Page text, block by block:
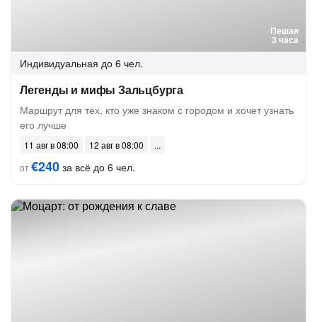
Пешая
3 часа
Индивидуальная до 6 чел.
Легенды и мифы Зальцбурга
Маршрут для тех, кто уже знаком с городом и хочет узнать
его лучше
11 авг в 08:00
12 авг в 08:00
от€240 за всё до 6 чел.